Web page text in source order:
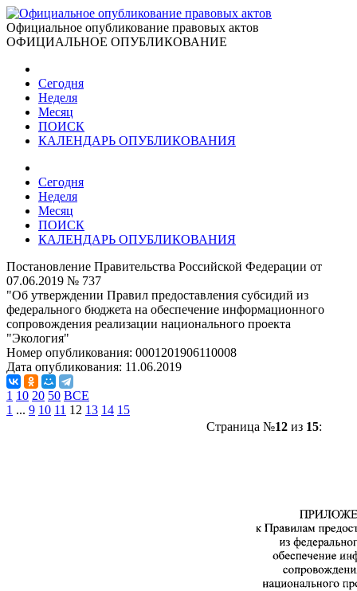
Официальное опубликование правовых актов
ОФИЦИАЛЬНОЕ ОПУБЛИКОВАНИЕ
Сегодня
Неделя
Месяц
ПОИСК
КАЛЕНДАРЬ ОПУБЛИКОВАНИЯ
Сегодня
Неделя
Месяц
ПОИСК
КАЛЕНДАРЬ ОПУБЛИКОВАНИЯ
Постановление Правительства Российской Федерации от
07.06.2019 № 737
"Об утверждении Правил предоставления субсидий из
федерального бюджета на обеспечение информационного
сопровождения реализации национального проекта
"Экология"
Номер опубликования: 0001201906110008
Дата опубликования: 11.06.2019
1 10 20 50 ВСЕ
1 ... 9 10 11 12 13 14 15
Страница №12из 15: